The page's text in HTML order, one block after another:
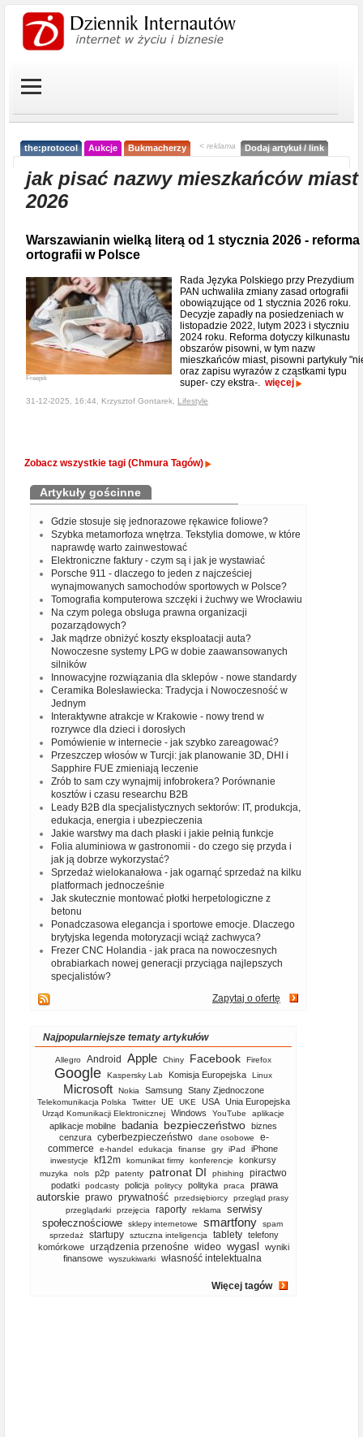
the:protocol Aukcje Bukmacherzy < reklama Dodaj artykuł / link
jak pisać nazwy mieszkańców miast
2026
Warszawianin wielką literą od 1 stycznia 2026 - reforma
ortografii w Polsce
Freepik
Rada Języka Polskiego przy Prezydium
PAN uchwaliła zmiany zasad ortografii
obowiązujące od 1 stycznia 2026 roku.
Decyzje zapadły na posiedzeniach w
listopadzie 2022, lutym 2023 i styczniu
2024 roku. Reforma dotyczy kilkunastu
obszarów pisowni, w tym nazw
mieszkańców miast, pisowni partykuły
oraz zapisu wyrazów z cząstkami typu
super- czy ekstra-. więcej
31-12-2025, 16:44, Krzysztof Gontarek, Lifestyle
Zobacz wszystkie tagi (Chmura Tagów)
Artykuły gościnne
Gdzie stosuje się jednorazowe rękawice foliowe?
Szybka metamorfoza wnętrza. Tekstylia domowe, w które
naprawdę warto zainwestować
Elektroniczne faktury - czym są i jak je wystawiać
Porsche 911 - dlaczego to jeden z najcześciej
wynajmowanych samochodów sportowych w Polsce?
Tomografia komputerowa szczęki i żuchwy we Wrocławiu
Na czym polega obsługa prawna organizacji
pozarządowych?
Jak mądrze obniżyć koszty eksploatacji auta?
Nowoczesne systemy LPG w dobie zaawansowanych
silników
Innowacyjne rozwiązania dla sklepów - nowe standardy
Ceramika Bolesławiecka: Tradycja i Nowoczesność w
Jednym
Interaktywne atrakcje w Krakowie - nowy trend w
rozrywce dla dzieci i dorosłych
Pomówienie w internecie - jak szybko zareagować?
Przeszczep włosów w Turcji: jak planowanie 3D, DHI i
Sapphire FUE zmieniają leczenie
Zrób to sam czy wynajmij infobrokera? Porównanie
kosztów i czasu researchu B2B
Leady B2B dla specjalistycznych sektorów: IT, produkcja,
edukacja, energia i ubezpieczenia
Jakie warstwy ma dach płaski i jakie pełnią funkcje
Folia aluminiowa w gastronomii - do czego się przyda i
jak ją dobrze wykorzystać?
Sprzedaż wielokanałowa - jak ogarnąć sprzedaż na kilku
platformach jednocześnie
Jak skutecznie montować płotki herpetologiczne z
betonu
Ponadczasowa elegancja i sportowe emocje. Dlaczego
brytyjska legenda motoryzacji wciąż zachwyca?
Frezer CNC Holandia - jak praca na nowoczesnych
obrabiarkach nowej generacji przyciąga najlepszych
specjalistów?
Zapytaj o ofertę
Najpopularniejsze tematy artykułów
Allegro Android Apple Chiny Facebook Firefox
Google Kaspersky Lab Komisja Europejska Linux
Microsoft Nokia Samsung Stany Zjednoczone
Telekomunikacja Polska Twitter UE UKE USA Unia Europejska
Urząd Komunikacji Elektronicznej Windows YouTube aplikacje
aplikacje mobilne badania bezpieczeństwo biznes
cenzura cyberbezpieczeństwo dane osobowe
e-
commerce
e-handel edukacja finanse gry iPad iPhone
inwestycje kf12m komunikat firmy konferencje konkursy
muzyka nols p2p patenty patronat DI phishing piractwo
podatki podcasty policja politycy polityka praca
prawa
autorskie prawo prywatność przedsiębiorcy
przegląd prasy
przeglądarki
przejęcia raporty reklama
serwisy
społecznościowe
sklepy internetowe smartfony
spam
sprzedaż
startupy sztuczna inteligencja tablety telefony
komórkowe
urządzenia przenośne wideo wygasl
wyniki
finansowe
wyszukiwarki własność intelektualna
Więcej tagów